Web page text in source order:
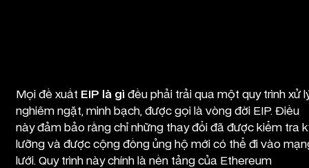
Mọi đề xuất EIP là gì đều phải trải qua một quy trình xử
nghiêm ngặt, minh bạch, được gọi là vòng đời EIP. Điều
này đảm bảo rằng chỉ những thay đổi đã được kiểm tra
lưỡng và được cộng đồng ủng hộ mới có thể đi vào
lưới. Quy trình này chính là nền tảng của Ethereum